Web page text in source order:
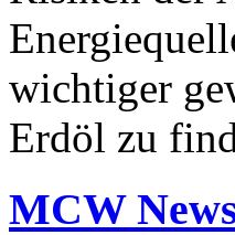
wichtiger
Erdöl zu
MCW